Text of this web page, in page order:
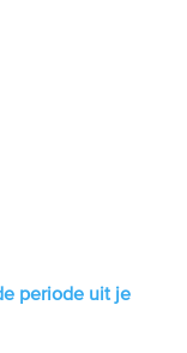
periode uit je